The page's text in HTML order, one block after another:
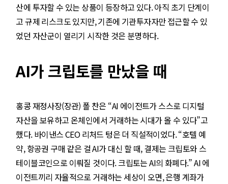
산에 투자할 수 있는 상품이 등장하고 있다. 아직 초기 단계이
고 규제 리스크도 있지만, 기존에 기관투자자만 접근할 수 있
었던 자산군이 열리기 시작한 것은 분명하다.
AI가 크립토를 만났을 때
홍콩 재정사장(장관) 폴 찬은 “AI 에이전트가 스스로 디지털
자산을 보유하고 온체인에서 거래하는 시대가 올 수 있다”고
했다. 바이낸스 CEO 리처드 텅은 더 직설적이었다. “호텔 예
약, 항공권 구매 같은 걸 AI가 대신 할 때, 결제는 크립토와 스
테이블코인으로 이뤄질 것이다. 크립토는 AI의 화폐다.” AI 에
이전트끼리 자율적으로 거래하는 세상이 오면, 은행 계좌가